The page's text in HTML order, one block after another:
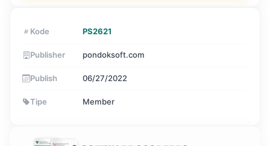
Kode PS2621
Publisher pondoksoft.com
Publish 06/27/2022
Tipe Member